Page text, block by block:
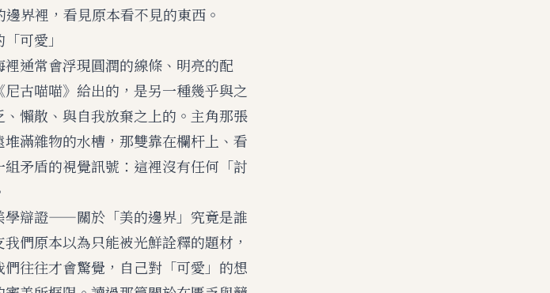
界裡，看見原本看不見的東西。
可愛」
通常會浮現圓潤的線條、明亮的配
古喵喵》給出的，是另一種幾乎與之
懶散、與自我放棄之上的。主角那張
滿雜物的水槽，那雙靠在欄杆上、看
矛盾的視覺訊號：這裡沒有任何「討
學辯證——關於「美的邊界」究竟是誰
們原本以為只能被光鮮詮釋的題材，
往往才會驚覺，自己對「可愛」的想